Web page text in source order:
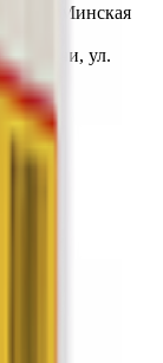
Минская
ул.